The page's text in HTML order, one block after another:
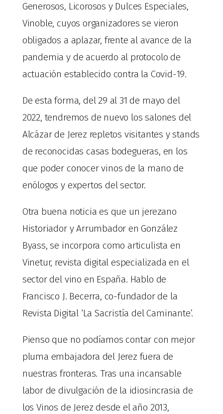
Generosos, Licorosos y Dulces Especiales,
Vinoble, cuyos organizadores se vieron
obligados a aplazar, frente al avance de la
pandemia y de acuerdo al protocolo de
actuación establecido contra la Covid-19.
De esta forma, del 29 al 31 de mayo del
2022, tendremos de nuevo los salones del
Alcázar de Jerez repletos visitantes y stands
de reconocidas casas bodegueras, en los
que poder conocer vinos de la mano de
enólogos y expertos del sector.
Otra buena noticia es que un jerezano
Historiador y Arrumbador en González
Byass, se incorpora como articulista en
Vinetur, revista digital especializada en el
sector del vino en España. Hablo de
Francisco J. Becerra, co-fundador de la
Revista Digital ‘La Sacristía del Caminante’.
Pienso que no podíamos contar con mejor
pluma embajadora del Jerez fuera de
nuestras fronteras. Tras una incansable
labor de divulgación de la idiosincrasia de
los Vinos de Jerez desde el año 2013,